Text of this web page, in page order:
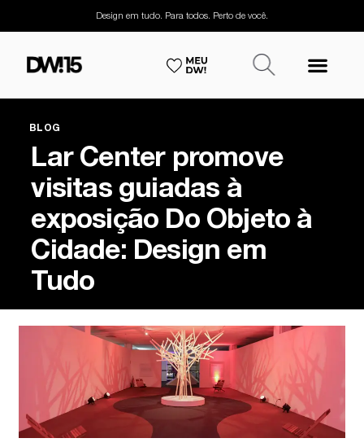
Design em tudo. Para todos. Perto de você.
BLOG
Lar Center promove
visitas guiadas à
exposição Do Objeto à
Cidade: Design em
Tudo